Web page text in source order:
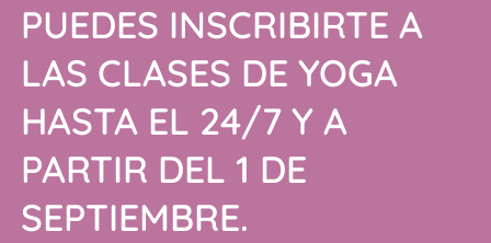
PUEDES INSCRIBIRTE A
LAS CLASES DE YOGA
HASTA EL 24/7 Y A
PARTIR DEL 1 DE
SEPTIEMBRE.